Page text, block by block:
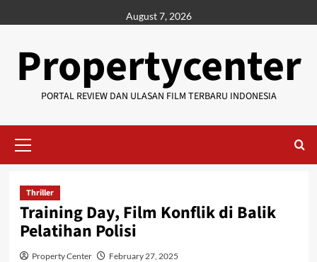
to
August 7, 2026
Propertycenter
PORTAL REVIEW DAN ULASAN FILM TERBARU INDONESIA
Menu
Thriller
Training Day, Film Konflik di Balik
Pelatihan Polisi
Property Center February 27, 2025